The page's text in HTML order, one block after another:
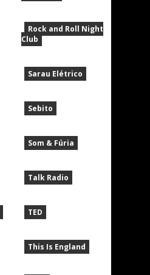
Rock and Roll Night
Club
Sarau Elétrico
Sebito
Som & Fúria
Talk Radio
TED
This Is England